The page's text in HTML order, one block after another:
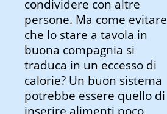
condividere con altre
persone. Ma come evitare
che lo stare a tavola in
buona compagnia si
traduca in un eccesso di
calorie? Un buon sistema
potrebbe essere quello di
inserire alimenti poco